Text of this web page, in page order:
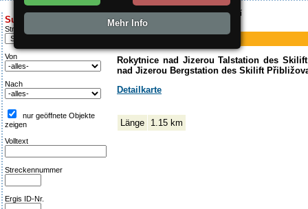
Suche:
Streckentipp
Von
Nach
nur geöffnete Objekte
zeigen
Volltext
Streckennummer
Ergis ID-Nr.
ergis.cz>Aktiv Erleben> Přibližovací
Skilift
Přibližovací
Rokytnice nad Jizerou Talstation des
nad Jizerou Bergstation des Skilift
Detailkarte
Länge 1.15 km
Mehr Info